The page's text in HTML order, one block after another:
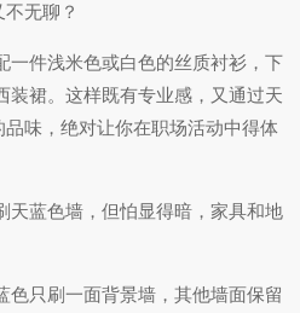
无聊？
一件浅米色或白色的丝质衬衫，下
装裙。这样既有专业感，又通过天
味，绝对让你在职场活动中得体
天蓝色墙，但怕显得暗，家具和地
色只刷一面背景墙，其他墙面保留